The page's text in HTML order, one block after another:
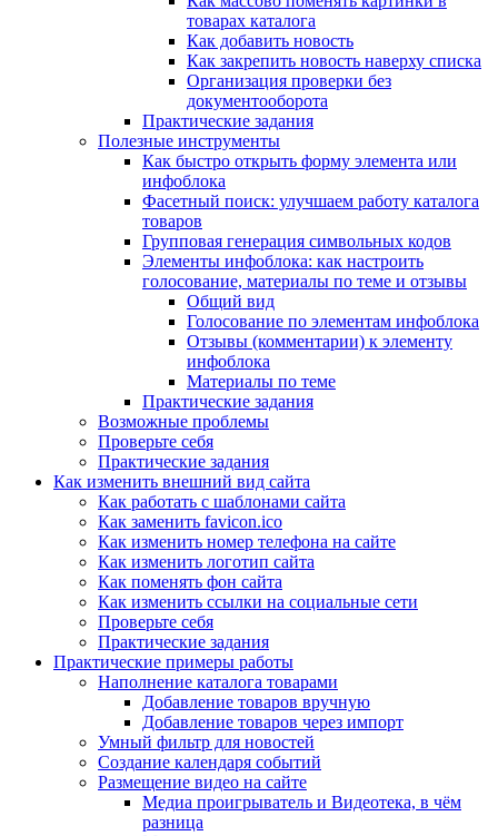
товарах каталога
Как добавить новость
Как закрепить новость наверху списка
Организация проверки без
документооборота
Практические задания
Полезные инструменты
Как быстро открыть форму элемента или
инфоблока
Фасетный поиск: улучшаем работу каталога
товаров
Групповая генерация символьных кодов
Элементы инфоблока: как настроить
голосование, материалы по теме и отзывы
Общий вид
Голосование по элементам инфоблока
Отзывы (комментарии) к элементу
инфоблока
Материалы по теме
Практические задания
Возможные проблемы
Проверьте себя
Практические задания
Как изменить внешний вид сайта
Как работать с шаблонами сайта
Как заменить favicon.ico
Как изменить номер телефона на сайте
Как изменить логотип сайта
Как поменять фон сайта
Как изменить ссылки на социальные сети
Проверьте себя
Практические задания
Практические примеры работы
Наполнение каталога товарами
Добавление товаров вручную
Добавление товаров через импорт
Умный фильтр для новостей
Создание календаря событий
Размещение видео на сайте
Медиа проигрыватель и Видеотека, в чём
разница